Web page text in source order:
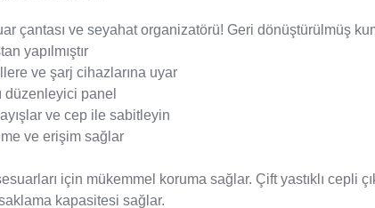
çantası ve seyahat organizatörü! Geri dönüştürülmüş
yapılmıştır
ve şarj cihazlarına uyar
düzenleyici panel
ve cep ile sabitleyin
ve erişim sağlar
için mükemmel koruma sağlar. Çift yastıklı cepli
kapasitesi sağlar.